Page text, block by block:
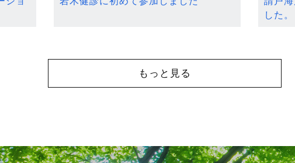
した。
もっと見る